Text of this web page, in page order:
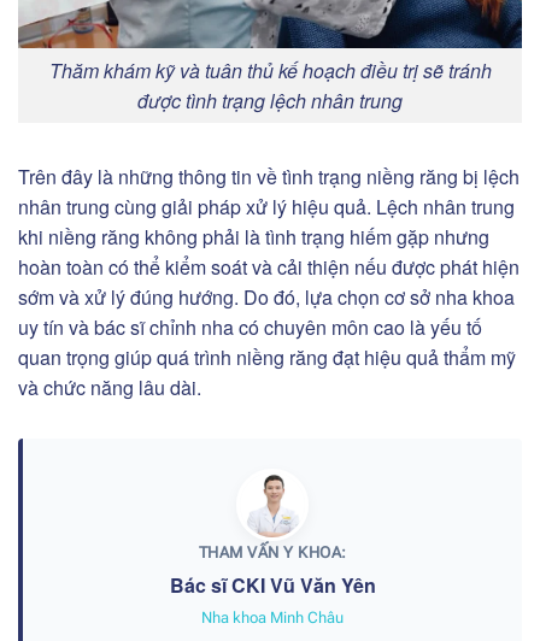
Thăm khám kỹ và tuân thủ kế hoạch điều trị sẽ tránh
được tình trạng lệch nhân trung
Trên đây là những thông tin về tình trạng niềng răng bị lệch
nhân trung cùng giải pháp xử lý hiệu quả. Lệch nhân trung
khi niềng răng không phải là tình trạng hiếm gặp nhưng
hoàn toàn có thể kiểm soát và cải thiện nếu được phát hiện
sớm và xử lý đúng hướng. Do đó, lựa chọn cơ sở nha khoa
uy tín và bác sĩ chỉnh nha có chuyên môn cao là yếu tố
quan trọng giúp quá trình niềng răng đạt hiệu quả thẩm mỹ
và chức năng lâu dài.
THAM VẤN Y KHOA:
Bác sĩ CKI Vũ Văn Yên
Nha khoa Minh Châu